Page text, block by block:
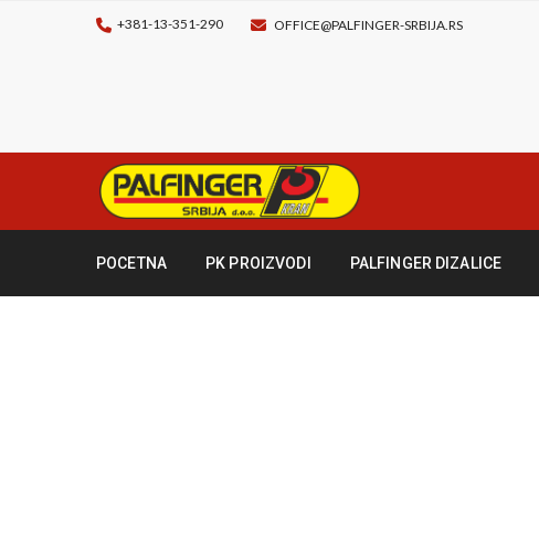
+381-13-351-290 OFFICE@PALFINGER-SRBIJA.RS
POCETNA PK PROIZVODI PALFINGER DIZALICE